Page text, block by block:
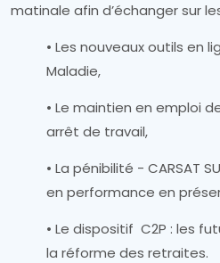
matinale afin d’échanger sur
• Les nouveaux outils en
Maladie,
• Le maintien en emploi
arrêt de travail,
• La pénibilité - CARSAT
en performance en
• Le dispositif C2P : les
la réforme des retraites.